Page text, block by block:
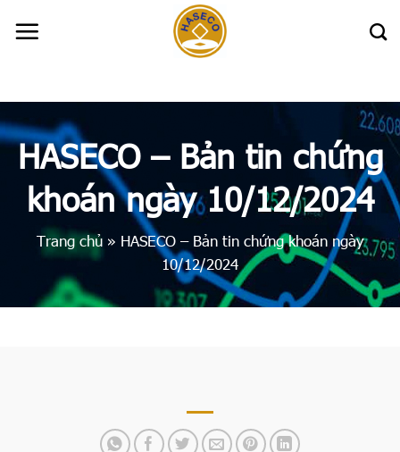
HASECO – Bản tin chứng
khoán ngày 10/12/2024
Trang chủ » HASECO – Bản tin chứng khoán ngày
10/12/2024